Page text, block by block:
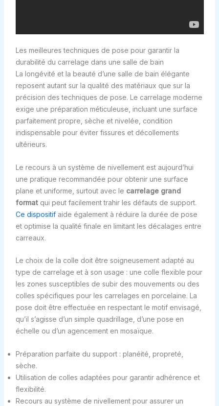
Les meilleures techniques de pose pour garantir la
durabilité du carrelage dans une salle de bain
La longévité et la beauté d’une salle de bain élégante
reposent autant sur la qualité des matériaux que sur la
précision des techniques de pose. Le carrelage moderne
exige une préparation méticuleuse, incluant une surface
parfaitement propre, sèche et nivelée, condition
indispensable pour éviter fissures et décollements
ultérieurs.
Le recours à un système de nivellement est aujourd’hui
une pratique recommandée pour obtenir une surface
plane et uniforme, surtout avec le carrelage grand
formatqui peut facilement trahir les défauts de support.
Ce dispositifaide également à réduire la durée de pose
et optimise la qualité finale en limitant les décalages entre
carreaux.
Le choix de la colle doit être soigneusement adapté au
type de carrelage et à son usage : une colle flexible pour
les zones susceptibles de subir des mouvements ou des
colles spécifiques pour les carrelages en porcelaine. La
pose doit être effectuée en respectant le motif envisagé,
qu’il s’agisse d’un simple quadrillage, d’une pose en
échelle ou d’un agencement en mosaïque.
Préparation parfaite du support : planéité, propreté,
sèche.
Utilisation de colles adaptées pour garantir adhérence et
flexibilité.
Recours au système de nivellement pour assurer un